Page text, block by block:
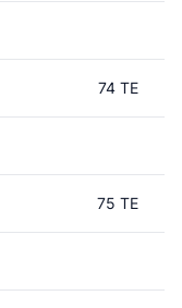
74 TE
75 TE